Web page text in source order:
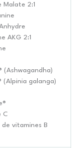
Malate 2:1
AKG 2:1
(Ashwagandha)
(Alpinia galanga)
C
de vitamines B